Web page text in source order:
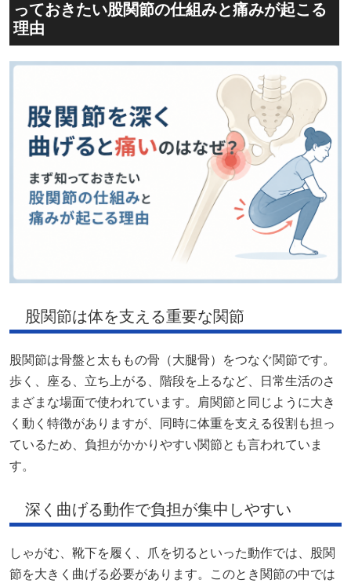
っておきたい股関節の仕組みと痛みが起こる
理由
股関節は体を支える重要な関節
股関節は骨盤と太ももの骨（大腿骨）をつなぐ関節です。
歩く、座る、立ち上がる、階段を上るなど、日常生活のさ
まざまな場面で使われています。肩関節と同じように大き
く動く特徴がありますが、同時に体重を支える役割も担っ
ているため、負担がかかりやすい関節とも言われていま
す。
深く曲げる動作で負担が集中しやすい
しゃがむ、靴下を履く、爪を切るといった動作では、股関
節を大きく曲げる必要があります。このとき関節の中では